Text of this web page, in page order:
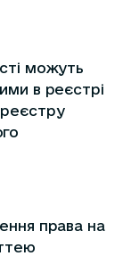
можуть
в реєстрі
права на